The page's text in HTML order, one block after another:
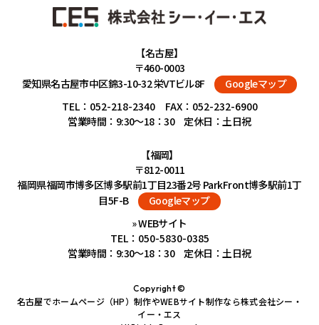
【名古屋】
〒460-0003
愛知県名古屋市中区錦3-10-32 栄VTビル8F
Googleマップ
TEL： 052-218-2340FAX：052-232-6900
営業時間：9:30～18：30 定休日：土日祝
【福岡】
〒812-0011
福岡県福岡市博多区博多駅前1丁目23番2号 ParkFront博多駅前1丁
目5F-B
Googleマップ
» WEBサイト
TEL： 050-5830-0385
営業時間：9:30～18：30 定休日：土日祝
Copyright ©
名古屋でホームページ（HP）制作やWEBサイト制作なら株式会社シー・
イー・エス